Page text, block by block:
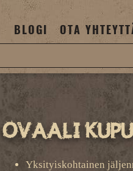
BLOGI OTA
Ovaali
Yksityiskohtainen